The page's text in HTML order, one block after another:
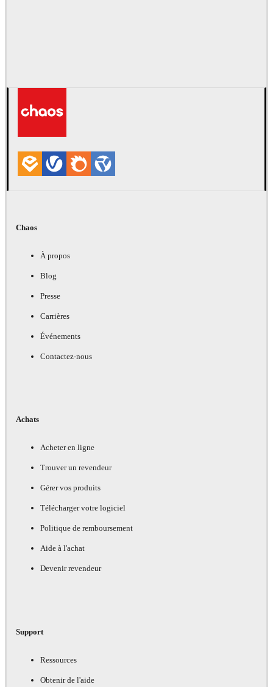
Chaos
À propos
Blog
Presse
Carrières
Événements
Contactez-nous
Achats
Acheter en ligne
Trouver un revendeur
Gérer vos produits
Télécharger votre logiciel
Politique de remboursement
Aide à l'achat
Devenir revendeur
Support
Ressources
Obtenir de l'aide